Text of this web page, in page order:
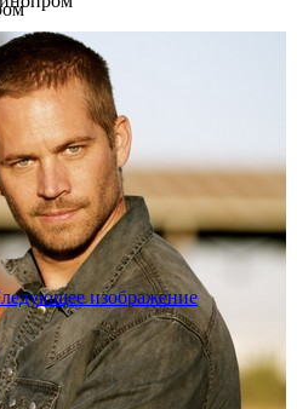
изображение